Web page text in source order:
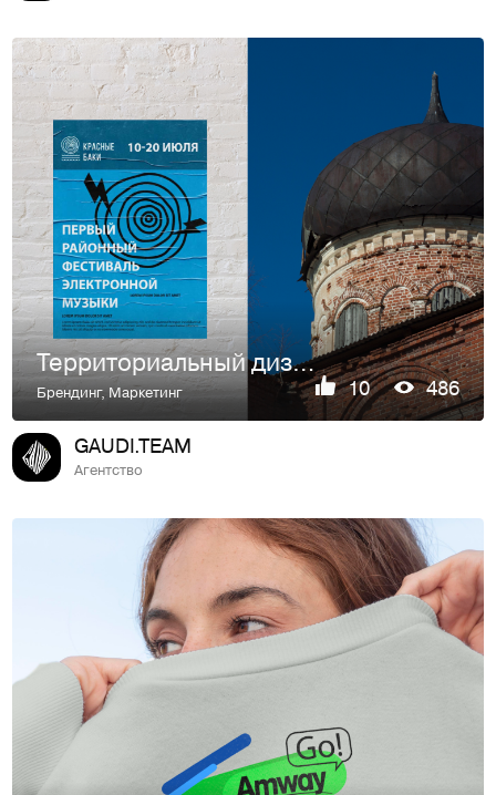
Территориальный дизайн для Красных Бак
Брендинг,Маркетинг 10 486
GAUDI.TEAM
Агентство